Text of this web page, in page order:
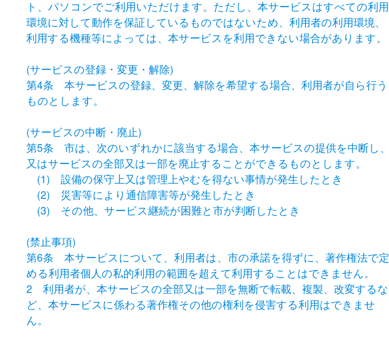
ト、パソコンでご利用いただけます。ただし、本サービスはすべての利用
環境に対して動作を保証しているものではないため、利用者の利用環境、
利用する機種等によっては、本サービスを利用できない場合があります。
(サービスの登録・変更・解除)
第4条 本サービスの登録、変更、解除を希望する場合、利用者が自ら行う
ものとします。
(サービスの中断・廃止)
第5条 市は、次のいずれかに該当する場合、本サービスの提供を中断し、
又はサービスの全部又は一部を廃止することができるものとします。
(1) 設備の保守上又は管理上やむを得ない事情が発生したとき
(2) 災害等により通信障害等が発生したとき
(3) その他、サービス継続が困難と市が判断したとき
(禁止事項)
第6条 本サービスについて、利用者は、市の承諾を得ずに、著作権法で定
める利用者個人の私的利用の範囲を超えて利用することはできません。
2 利用者が、本サービスの全部又は一部を無断で転載、複製、改変するな
ど、本サービスに係わる著作権その他の権利を侵害する利用はできませ
ん。